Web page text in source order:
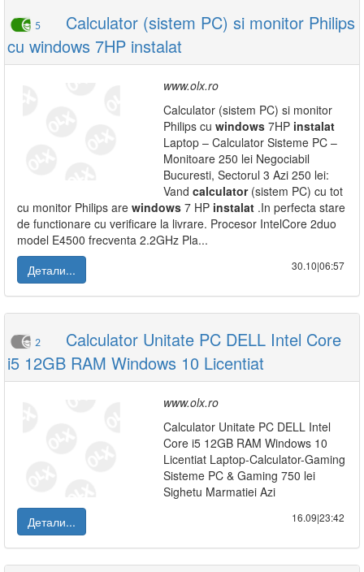
5
Calculator (sistem PC) si monitor Philips
cu windows 7HP instalat
www.olx.ro
Calculator (sistem PC) si monitor
Philips cu windows 7HP instalat
Laptop – Calculator Sisteme PC –
Monitoare 250 lei Negociabil
Bucuresti, Sectorul 3 Azi 250 lei:
Vand calculator(sistem PC) cu tot
cu monitor Philips are windows 7 HP instalat .In perfecta stare
de functionare cu verificare la livrare. Procesor IntelCore 2duo
model E4500 frecventa 2.2GHz Pla...
Детали...
30.10|06:57
2
Calculator Unitate PC DELL Intel Core
i5 12GB RAM Windows 10 Licentiat
www.olx.ro
Calculator Unitate PC DELL Intel
Core i5 12GB RAM Windows 10
Licentiat Laptop-Calculator-Gaming
Sisteme PC & Gaming 750 lei
Sighetu Marmatiei Azi
Детали...
16.09|23:42